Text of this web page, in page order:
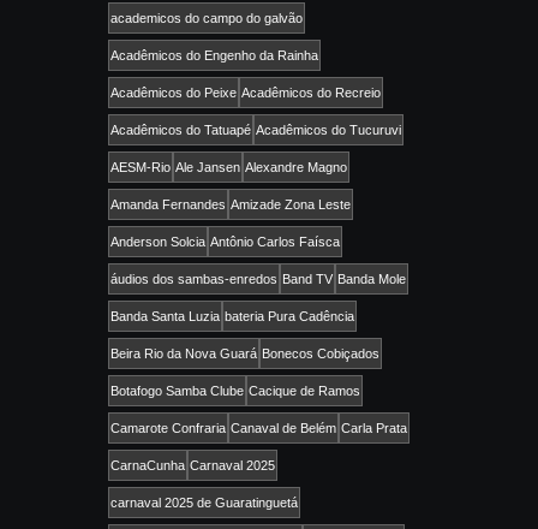
academicos do campo do galvão
Acadêmicos do Engenho da Rainha
Acadêmicos do Peixe Acadêmicos do Recreio
Acadêmicos do Tatuapé Acadêmicos do Tucuruvi
AESM-Rio Ale Jansen Alexandre Magno
Amanda Fernandes Amizade Zona Leste
Anderson Solcia Antônio Carlos Faísca
áudios dos sambas-enredos Band TV Banda Mole
Banda Santa Luzia bateria Pura Cadência
Beira Rio da Nova Guará Bonecos Cobiçados
Botafogo Samba Clube Cacique de Ramos
Camarote Confraria Canaval de Belém Carla Prata
CarnaCunha Carnaval 2025
carnaval 2025 de Guaratinguetá